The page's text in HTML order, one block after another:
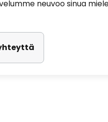
neuvoo sinua